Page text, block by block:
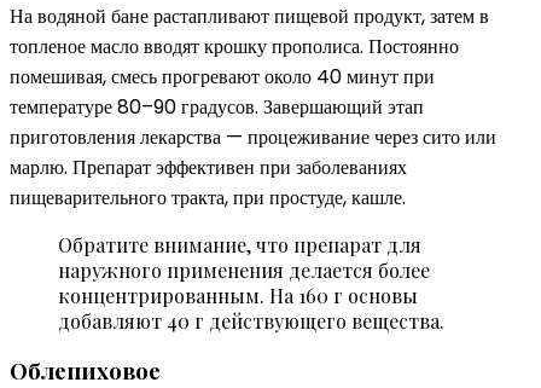
На водяной бане растапливают пищевой продукт, затем в
топленое масло вводят крошку прополиса. Постоянно
помешивая, смесь прогревают около 40 минут при
температуре 80–90 градусов. Завершающий этап
приготовления лекарства — процеживание через сито или
марлю. Препарат эффективен при заболеваниях
пищеварительного тракта, при простуде, кашле.
Обратите внимание, что препарат для
наружного применения делается более
концентрированным. На 160 г основы
добавляют 40 г действующего вещества.
Облепиховое